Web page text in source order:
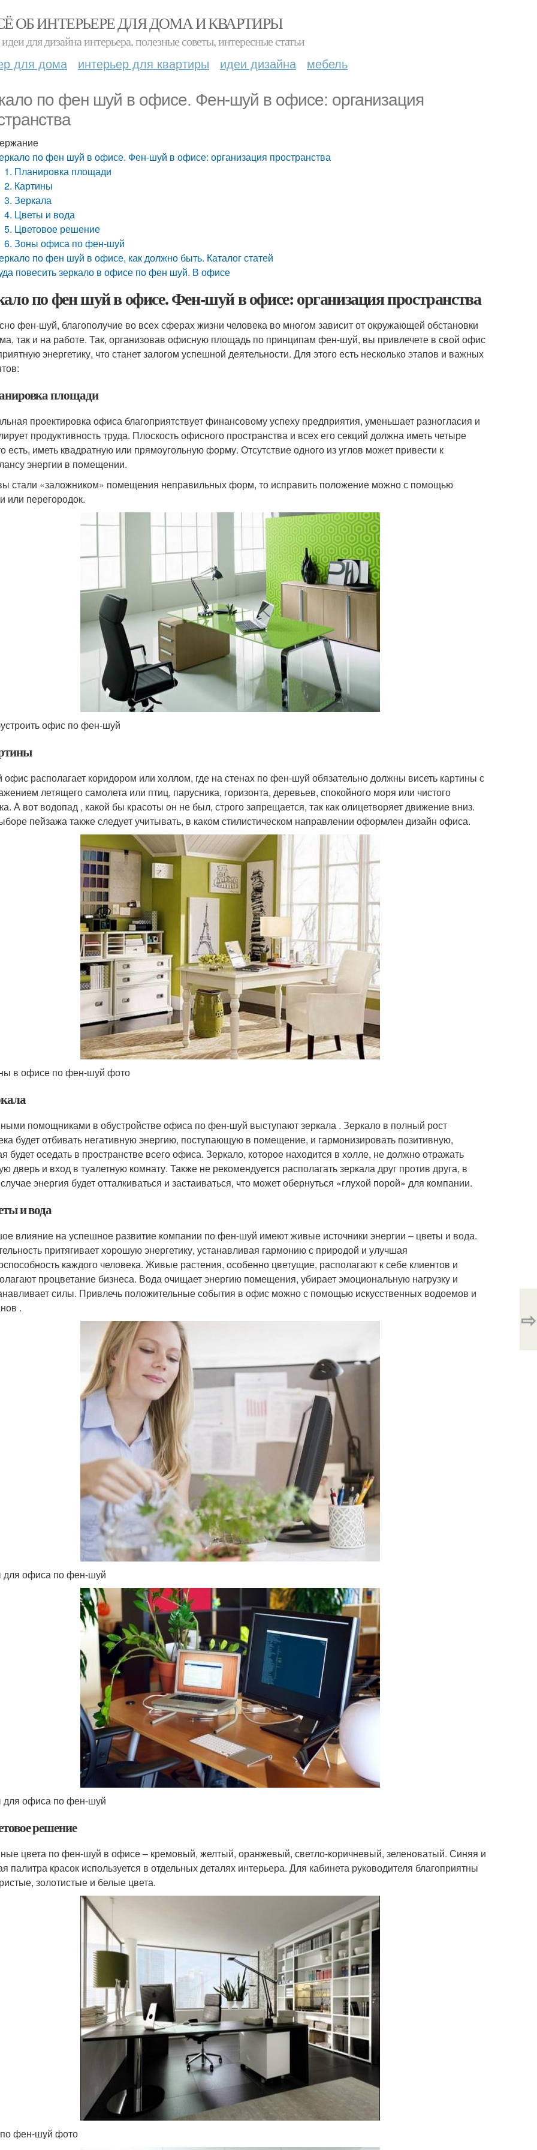
ОБ ИНТЕРЬЕРЕ ДЛЯ ДОМА И КВАРТИРЫ
для дизайна интерьера, полезные советы, интересные статьи
для дома интерьер для квартиры идеи дизайна мебель
по фен шуй в офисе. Фен-шуй в офисе: организация
по фен шуй в офисе. Фен-шуй в офисе: организация пространства
1. Планировка площади
2. Картины
3. Зеркала
4. Цветы и вода
5. Цветовое решение
6. Зоны офиса по фен-шуй
по фен шуй в офисе, как должно быть. Каталог статей
повесить зеркало в офисе по фен шуй. В офисе
по фен шуй в офисе. Фен-шуй в офисе: организация пространства
фен-шуй, благополучие во всех сферах жизни человека во многом зависит от окружающей обстановки
так и на работе. Так, организовав офисную площадь по принципам фен-шуй, вы привлечете в свой офис
энергетику, что станет залогом успешной деятельности. Для этого есть несколько этапов и важных
площади
проектировка офиса благоприятствует финансовому успеху предприятия, уменьшает разногласия и
продуктивность труда. Плоскость офисного пространства и всех его секций должна иметь четыре
есть, иметь квадратную или прямоугольную форму. Отсутствие одного из углов может привести к
энергии в помещении.
стали «заложником» помещения неправильных форм, то исправить положение можно с помощью
или перегородок.
офис по фен-шуй
располагает коридором или холлом, где на стенах по фен-шуй обязательно должны висеть картины с
летящего самолета или птиц, парусника, горизонта, деревьев, спокойного моря или чистого
А вот водопад , какой бы красоты он не был, строго запрещается, так как олицетворяет движение вниз.
пейзажа также следует учитывать, в каком стилистическом направлении оформлен дизайн офиса.
в офисе по фен-шуй фото
помощниками в обустройстве офиса по фен-шуй выступают зеркала . Зеркало в полный рост
будет отбивать негативную энергию, поступающую в помещение, и гармонизировать позитивную,
будет оседать в пространстве всего офиса. Зеркало, которое находится в холле, не должно отражать
дверь и вход в туалетную комнату. Также не рекомендуется располагать зеркала друг против друга, в
энергия будет отталкиваться и застаиваться, что может обернуться «глухой порой» для компании.
и вода
влияние на успешное развитие компании по фен-шуй имеют живые источники энергии – цветы и вода.
притягивает хорошую энергетику, устанавливая гармонию с природой и улучшая
каждого человека. Живые растения, особенно цветущие, располагают к себе клиентов и
процветание бизнеса. Вода очищает энергию помещения, убирает эмоциональную нагрузку и
силы. Привлечь положительные события в офис можно с помощью искусственных водоемов и
.
для офиса по фен-шуй
для офиса по фен-шуй
решение
цвета по фен-шуй в офисе – кремовый, желтый, оранжевый, светло-коричневый, зеленоватый. Синяя и
палитра красок используется в отдельных деталях интерьера. Для кабинета руководителя благоприятны
золотистые и белые цвета.
фен-шуй фото
⇨